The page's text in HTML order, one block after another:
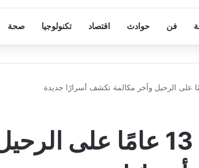
فن حوادث اقتصاد تكنولوجيا صحة
عمر سليمان.. 13 عامًا على